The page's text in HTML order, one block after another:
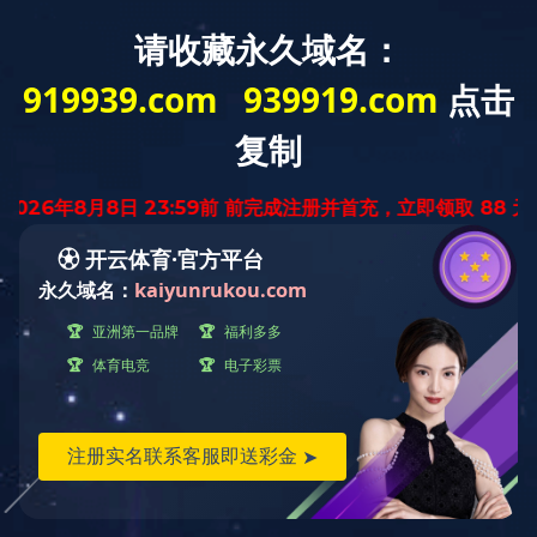
新能源材料板块召开“核心价值观”培训 持续推进价值
观走深向实
2024.11.15
11月14日，公司举办新能源材料板块“核心价值观”专题培训会议。本
次培训由董事长高级助理、光电材料板块负责人杨军主持，动力电池
销售负责人魏琦作为分享嘉宾，新能源材料板块各部门员工参与。大
家齐聚一堂共同深化对公司价值观的理解，探讨价值观与工作实践的